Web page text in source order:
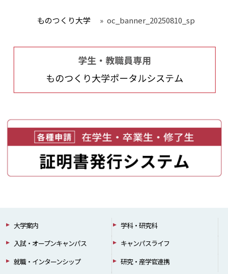
ものつくり大学 » oc_banner_20250810_sp
大学案内
学科・研究科
入試・オープンキャンパス
キャンパスライフ
就職・インターンシップ
研究・産学官連携